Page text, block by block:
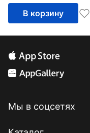
В корзину
Мы в соцсетях